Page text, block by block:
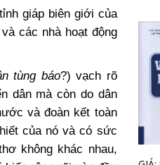
giáp biên giới của
các nhà hoạt động
tùng báo?) vạch rõ
dân mà còn do dân
và đoàn kết toàn
của nó và có sức
không khác nhau,